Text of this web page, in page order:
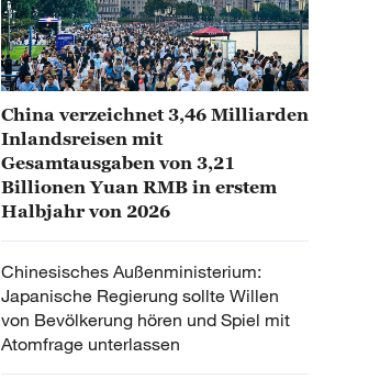
China verzeichnet 3,46 Milliarden
Inlandsreisen mit
Gesamtausgaben von 3,21
Billionen Yuan RMB in erstem
Halbjahr von 2026
Chinesisches Außenministerium:
Japanische Regierung sollte Willen
von Bevölkerung hören und Spiel mit
Atomfrage unterlassen